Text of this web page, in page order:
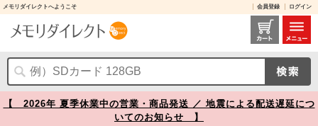
メモリダイレクトへようこそ 会員登録 ログイン
microSDXCカード 256GB Class10 UHS-I U3 V30 A1 SDカード変換アダプタ付き Transcend製【メモリダイレクト】
【 2026年 夏季休業中の営業・商品発送 ／ 地震による配送遅延につ
いてのお知らせ 】